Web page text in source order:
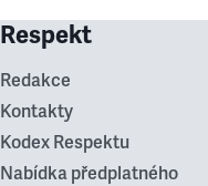
Respekt
Redakce
Kontakty
Kodex Respektu
Nabídka předplatného